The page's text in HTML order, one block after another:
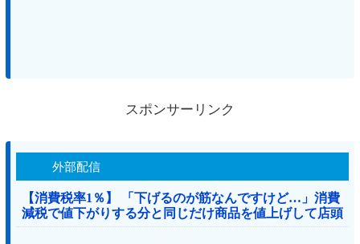
スポンサーリンク
外部配信
【消費税率1％】 「下げるのが筋なんですけど…」消費
減税で値下がりする分と同じだけ商品を値上げして店頭
価格を変えない店も